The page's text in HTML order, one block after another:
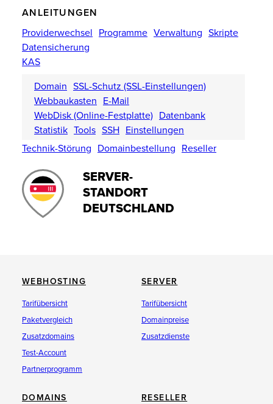
ANLEITUNGEN
Providerwechsel Programme Verwaltung Skripte
Datensicherung
KAS
Domain SSL-Schutz (SSL-Einstellungen)
Webbaukasten E-Mail
WebDisk (Online-Festplatte) Datenbank
Statistik Tools SSH Einstellungen
Technik-Störung Domainbestellung Reseller
SERVER-
STANDORT
DEUTSCHLAND
WEBHOSTING
Tarifübersicht
Paketvergleich
Zusatzdomains
Test-Account
Partnerprogramm
SERVER
Tarifübersicht
Domainpreise
Zusatzdienste
DOMAINS RESELLER